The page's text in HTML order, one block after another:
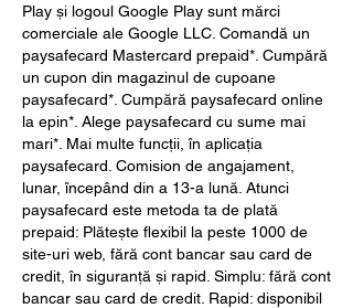
Play și logoul Google Play sunt mărci
comerciale ale Google LLC. Comandă un
paysafecard Mastercard prepaid*. Cumpără
un cupon din magazinul de cupoane
paysafecard*. Cumpără paysafecard online
la epin*. Alege paysafecard cu sume mai
mari*. Mai multe funcții, în aplicația
paysafecard. Comision de angajament,
lunar, începând din a 13-a lună. Atunci
paysafecard este metoda ta de plată
prepaid: Plătește flexibil la peste 1000 de
site-uri web, fără cont bancar sau card de
credit, în siguranță și rapid. Simplu: fără cont
bancar sau card de credit. Rapid: disponibil